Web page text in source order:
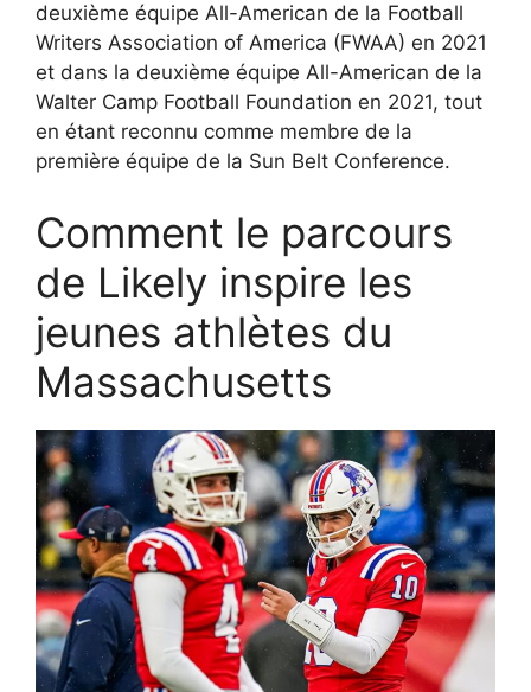
deuxième équipe All-American de la Football
Writers Association of America (FWAA) en 2021
et dans la deuxième équipe All-American de la
Walter Camp Football Foundation en 2021, tout
en étant reconnu comme membre de la
première équipe de la Sun Belt Conference.
Comment le parcours
de Likely inspire les
jeunes athlètes du
Massachusetts